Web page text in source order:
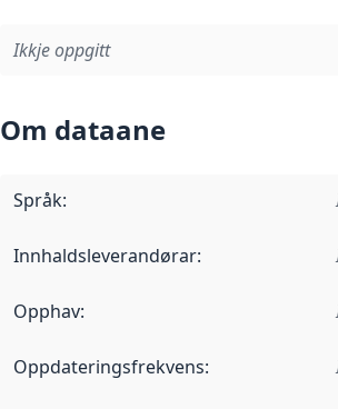
Ikkje oppgitt
Om dataane
Språk:
Innhaldsleverandørar:
Opphav:
Oppdateringsfrekvens: